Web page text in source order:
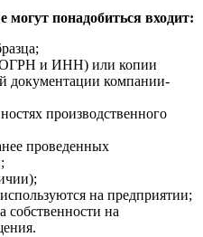
могут понадобиться входит:
и ИНН) или копии
документации компании-
производственного
проведенных
на предприятии;
собственности на